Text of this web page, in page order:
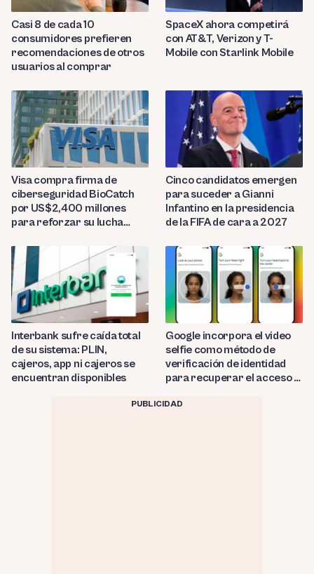
Casi 8 de cada 10
consumidores prefieren
recomendaciones de otros
usuarios al comprar
SpaceX ahora competirá
con AT&T, Verizon y T-
Mobile con Starlink Mobile
Visa compra firma de
ciberseguridad BioCatch
por US$2,400 millones
para reforzar su lucha
Cinco candidatos emergen
para suceder a Gianni
Infantino en la presidencia
de la FIFA de cara a 2027
Interbank sufre caída total
de su sistema: PLIN,
cajeros, app ni cajeros se
encuentran disponibles
Google incorpora el video
selfie como método de
verificación de identidad
para recuperar el acceso a
PUBLICIDAD